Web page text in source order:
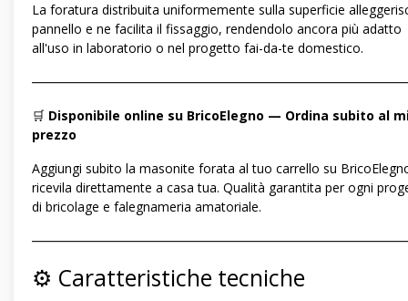
La foratura distribuita uniformemente sulla superficie
pannello e ne facilita il fissaggio, rendendolo ancora più adatto
all'uso in laboratorio o nel progetto fai-da-te domestico.
🛒 Disponibile online su BricoElegno — Ordina subito al
prezzo
Aggiungi subito la masonite forata al tuo carrello su
ricevila direttamente a casa tua. Qualità garantita per ogni
di bricolage e falegnameria amatoriale.
⚙️ Caratteristiche tecniche